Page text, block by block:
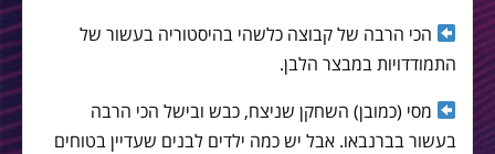
הכי הרבה של קבוצה כלשהי בהיסטוריה בעשור של
התמודדויות במבצר הלבן.
מסי (כמובן) השחקן שניצח, כבש ובישל הכי הרבה
בעשור בברנבאו. אבל יש כמה ילדים לבנים שעדיין בטוחים